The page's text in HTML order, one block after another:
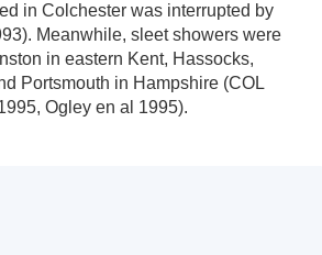
in Colchester was interrupted by
Meanwhile, sleet showers were
in eastern Kent, Hassocks,
Portsmouth in Hampshire (COL
Ogley en al 1995).